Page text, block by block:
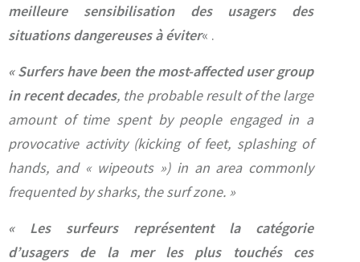
meilleure sensibilisation des usagers des
situations dangereuses à éviter« .
« Surfers have been the most-affected user group
in recent decades, the probable result of the large
amount of time spent by people engaged in a
provocative activity (kicking of feet, splashing of
hands, and « wipeouts ») in an area commonly
frequented by sharks, the surf zone. »
« Les surfeurs représentent la catégorie
d’usagers de la mer les plus touchés ces